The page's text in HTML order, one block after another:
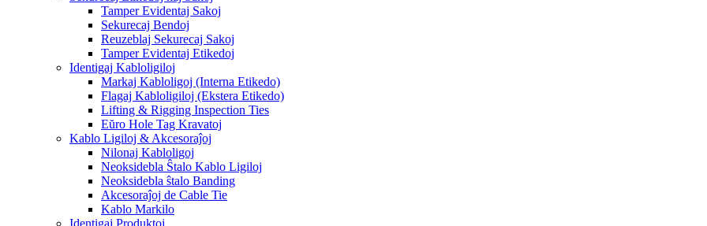
Tamper Evidentaj Sakoj
Sekurecaj Bendoj
Reuzeblaj Sekurecaj Sakoj
Tamper Evidentaj Etikedoj
Identigaj Kabloligiloj
Markaj Kabloligoj (Interna Etikedo)
Flagaj Kabloligiloj (Ekstera Etikedo)
Lifting & Rigging Inspection Ties
Eŭro Hole Tag Kravatoj
Kablo Ligiloj & Akcesoraĵoj
Nilonaj Kabloligoj
Neoksidebla Ŝtalo Kablo Ligiloj
Neoksidebla ŝtalo Banding
Akcesoraĵoj de Cable Tie
Kablo Markilo
Identigaj Produktoj